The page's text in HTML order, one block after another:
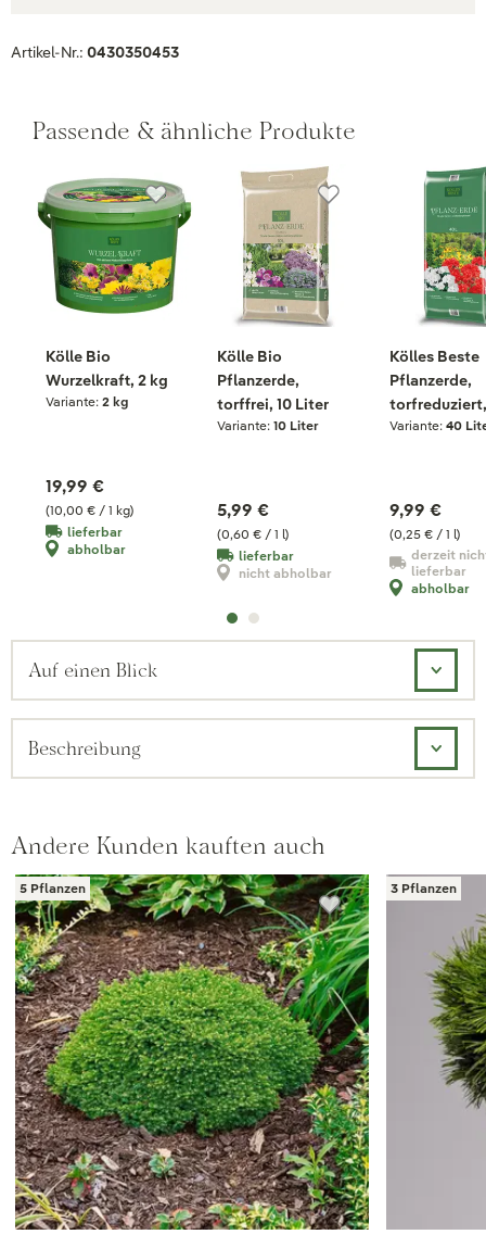
Artikel-Nr.: 0430350453
Passende & ähnliche Produkte
Kölle Bio
Wurzelkraft, 2 kg
Variante: 2 kg
(10,00 € / 1 kg)
19,99 €
lieferbar
abholbar
Kölle Bio
Pflanzerde,
torffrei, 10 Liter
Variante:10 Liter
(0,60 € / 1 l)
5,99 €
lieferbar
nicht abholbar
Kölles Beste
Pflanzerde,
Liter
Variante: 40
(0,25 € / 1 l)
9,99 €
derzeit
lieferbar
abholbar
Auf einen Blick
Beschreibung
Andere Kunden kauften auch
5 Pflanzen 3 Pflanzen